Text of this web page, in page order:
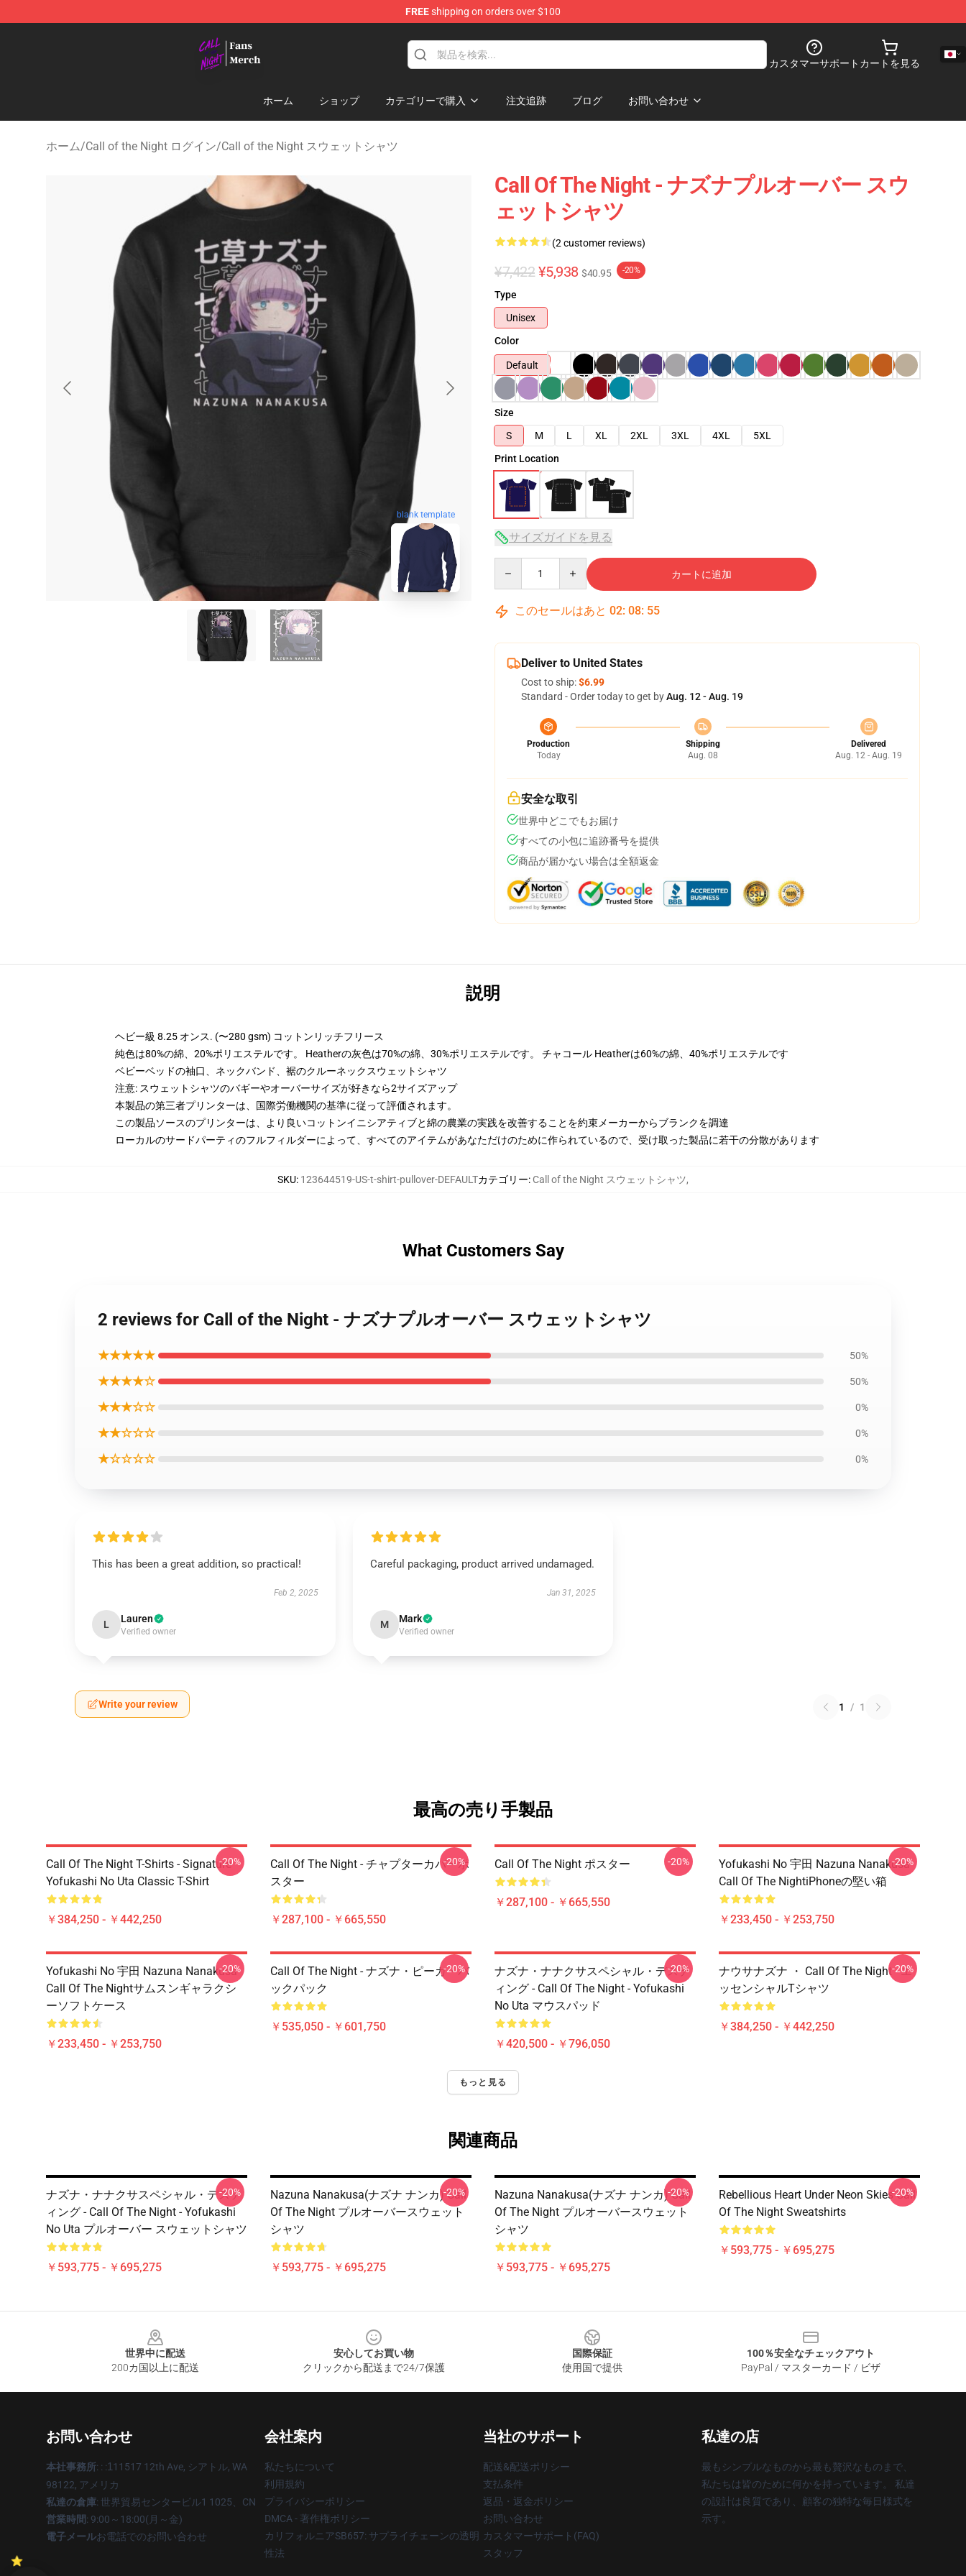
FREEshipping on orders over $100
カスタマーサポート カートを見る
ホーム ショップ カテゴリーで購入 注文追跡 ブログ お問い合わせ
ホーム/Call of the Night ログイン/Call of the Night スウェットシャツ
blank template
Call Of The Night - ナズナプルオーバー スウ
ェットシャツ
(2 customer reviews)
¥7,422 ¥5,938 $40.95 -20%
Type
Unisex
Color
Default
Size
S
M L XL 2XL 3XL 4XL
5XL
Print Location
サイズガイドを見る
カートに追加
このセールはあと 02: 08: 54
Deliver to United States
Cost to ship:$6.99
Standard - Order today to get byAug. 12 - Aug. 19
Production
Today
Shipping
Aug. 08
Delivered
Aug. 12 - Aug. 19
安全な取引
世界中どこでもお届け
すべての小包に追跡番号を提供
商品が届かない場合は全額返金
説明
ヘビー級 8.25 オンス. (〜280 gsm) コットンリッチフリース
純色は80%の綿、20%ポリエステルです。 Heatherの灰色は70%の綿、30%ポリエステルです。 チャコール Heatherは60%の綿、40%ポリエステルです
ベビーベッドの袖口、ネックバンド、裾のクルーネックスウェットシャツ
注意: スウェットシャツのバギーやオーバーサイズが好きなら2サイズアップ
本製品の第三者プリンターは、国際労働機関の基準に従って評価されます。
この製品ソースのプリンターは、より良いコットンイニシアティブと綿の農業の実践を改善することを約束メーカーからブランクを調達
ローカルのサードパーティのフルフィルダーによって、すべてのアイテムがあなただけのために作られているので、受け取った製品に若干の分散があります
SKU: 123644519-US-t-shirt-pullover-DEFAULTカテゴリー: Call of the Night スウェットシャツ,
What Customers Say
2 reviews for Call of the Night - ナズナプルオーバー スウェットシャツ
★★★★★ 50%
★★★★☆ 50%
★★★☆☆ 0%
★★☆☆☆ 0%
★☆☆☆☆ 0%
This has been a great addition, so practical!
Feb 2, 2025
L Lauren
Verified owner
Careful packaging, product arrived undamaged.
Jan 31, 2025
M Mark
Verified owner
Write your review 1 / 1
最高の売り手製品
Call Of The Night T-Shirts - Signature
Yofukashi No Uta Classic T-Shirt
￥384,250 - ￥442,250
-20%
Call Of The Night - チャプターカバーポ
スター
￥287,100 - ￥665,550
-20% Call Of The Night ポスター
￥287,100 - ￥665,550
-20%
Yofukashi No 宇田 Nazuna Nanakusa
Call Of The NightiPhoneの堅い箱
￥233,450 - ￥253,750
-20%
Yofukashi No 宇田 Nazuna Nanakusa
Call Of The Nightサムスンギャラクシ
ーソフトケース
￥233,450 - ￥253,750
-20%
Call Of The Night - ナズナ・ピーカ・バ
ックパック
￥535,050 - ￥601,750
-20%
ナズナ・ナナクサスペシャル・デステ
ィング - Call Of The Night - Yofukashi
No Uta マウスパッド
￥420,500 - ￥796,050
-20%
ナウサナズナ ・ Call Of The Night - エ
ッセンシャルTシャツ
￥384,250 - ￥442,250
-20%
もっと見る
関連商品
ナズナ・ナナクサスペシャル・デステ
ィング - Call Of The Night - Yofukashi
No Uta プルオーバー スウェットシャツ
￥593,775 - ￥695,275
-20%
Nazuna Nanakusa(ナズナ ナンカ) Call
Of The Night プルオーバースウェット
シャツ
￥593,775 - ￥695,275
-20%
Nazuna Nanakusa(ナズナ ナンカ) Call
Of The Night プルオーバースウェット
シャツ
￥593,775 - ￥695,275
-20%
Rebellious Heart Under Neon Skies Call
Of The Night Sweatshirts
￥593,775 - ￥695,275
-20%
世界中に配送
200カ国以上に配送
安心してお買い物
クリックから配送まで24/7保護
国際保証
使用国で提供
100％安全なチェックアウト
PayPal / マスターカード / ビザ
お問い合わせ
本社事務所: : :1 11517 12th Ave, シアトル, WA
98122, アメリカ
私達の倉庫: 世界貿易センタービル1 1025、CN
営業時間: 9:00～18:00(月～金)
電子メールお電話でのお問い合わせ
会社案内
私たちについて
利用規約
プライバシーポリシー
DMCA - 著作権ポリシー
カリフォルニアSB657: サプライチェーンの透明
性法
当社のサポート
配送&配送ポリシー
支払条件
返品・返金ポリシー
お問い合わせ
カスタマーサポート(FAQ)
スタッフ
私達の店
最もシンプルなものから最も贅沢なものまで、
私たちは皆のために何かを持っています。 私達
の設計は良質であり、顧客の独特な毎日様式を
示す。